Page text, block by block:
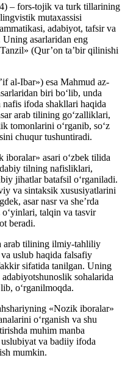
– fors-tojik va turk tillarining
mutaxassisi
adabiyot, tafsir va
asarlaridan eng
(Qur’on ta’bir qilinishi
al-Ibar») esa Mahmud az-
biri bo‘lib, unda
ifoda shakllari haqida
arab tilining go‘zalliklari,
tomonlarini o‘rganib, so‘z
chuqur tushuntiradi.
asari o‘zbek tilida
tilning nafisliklari,
jihatlar batafsil o‘rganiladi.
va sintaksik xususiyatlarini
asar nasr va she’rda
talqin va tasvir
beradi.
arab tilining ilmiy-tahliliy
va uslub haqida falsafiy
sifatida tanilgan. Uning
sohalarida
o‘rganilmoqda.
«Nozik iboralar»
o‘rganish va shu
muhim manba
va badiiy ifoda
mumkin.